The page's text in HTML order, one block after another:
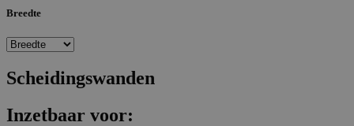
Breedte
Scheidingswanden
Inzetbaar voor: